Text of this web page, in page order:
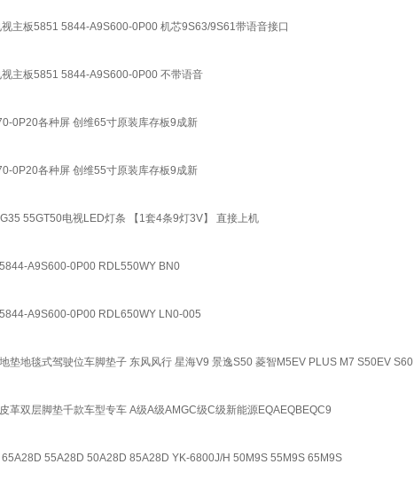
主板5851 5844-A9S600-0P00 机芯9S63/9S61带语音接口
主板5851 5844-A9S600-0P00 不带语音
0P20各种屏 创维65寸原装库存板9成新
0P20各种屏 创维55寸原装库存板9成新
55GT50电视LED灯条 【1套4条9灯3V】 直接上机
A9S600-0P00 RDL550WY BN0
A9S600-0P00 RDL650WY LN0-005
垫地毯式驾驶位车脚垫子 东风风行 星海V9 景逸S50 菱智M5EV PLUS M7 S50EV S60
革双层脚垫千款车型专车 A级A级AMGC级C级新能源EQAEQBEQC9
55A28D 50A28D 85A28D YK-6800J/H 50M9S 55M9S 65M9S